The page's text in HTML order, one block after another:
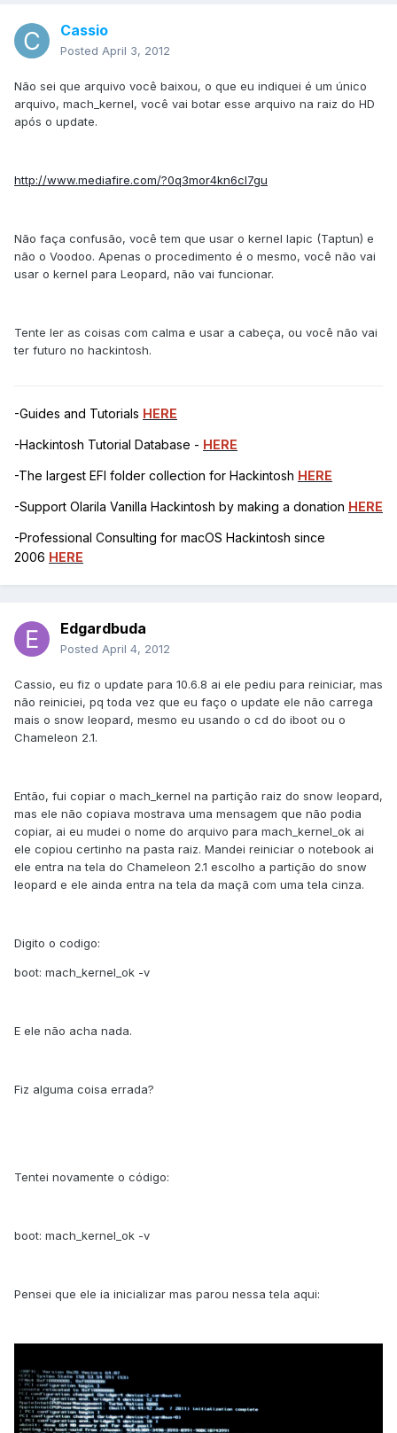
Cassio
Posted April 3, 2012
Não sei que arquivo você baixou, o que eu indiquei é um único
arquivo, mach_kernel, você vai botar esse arquivo na raiz do HD
após o update.
http://www.mediafire.com/?0q3mor4kn6cl7gu
Não faça confusão, você tem que usar o kernel lapic (Taptun) e
não o Voodoo. Apenas o procedimento é o mesmo, você não vai
usar o kernel para Leopard, não vai funcionar.
Tente ler as coisas com calma e usar a cabeça, ou você não vai
ter futuro no hackintosh.
-Guides and Tutorials HERE
-Hackintosh Tutorial Database - HERE
-The largest EFI folder collection for Hackintosh HERE
-Support Olarila Vanilla Hackintosh by making a donation HERE
-Professional Consulting for macOS Hackintosh since
2006 HERE
Edgardbuda
Posted April 4, 2012
Cassio, eu fiz o update para 10.6.8 ai ele pediu para reiniciar, mas
não reiniciei, pq toda vez que eu faço o update ele não carrega
mais o snow leopard, mesmo eu usando o cd do iboot ou o
Chameleon 2.1.
Então, fui copiar o mach_kernel na partição raiz do snow leopard,
mas ele não copiava mostrava uma mensagem que não podia
copiar, ai eu mudei o nome do arquivo para mach_kernel_ok ai
ele copiou certinho na pasta raiz. Mandei reiniciar o notebook ai
ele entra na tela do Chameleon 2.1 escolho a partição do snow
leopard e ele ainda entra na tela da maçã com uma tela cinza.
Digito o codigo:
boot: mach_kernel_ok -v
E ele não acha nada.
Fiz alguma coisa errada?
Tentei novamente o código:
boot: mach_kernel_ok -v
Pensei que ele ia inicializar mas parou nessa tela aqui: